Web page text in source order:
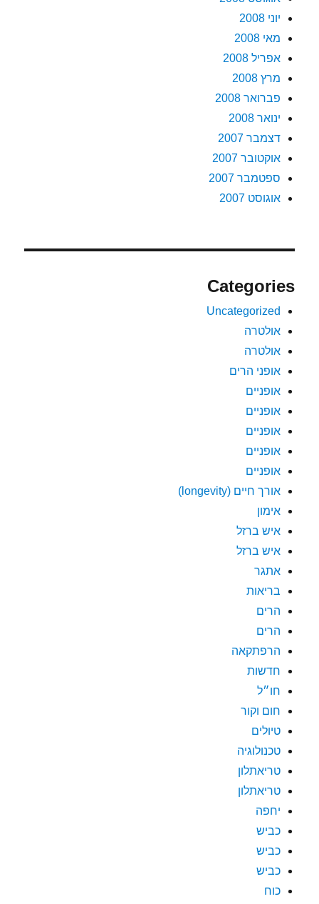
יוני 2008
מאי 2008
אפריל 2008
מרץ 2008
פברואר 2008
ינואר 2008
דצמבר 2007
אוקטובר 2007
ספטמבר 2007
אוגוסט 2007
Categories
Uncategorized
אולטרה
אולטרה
אופני הרים
אופניים
אופניים
אופניים
אופניים
אופניים
אורך חיים (longevity)
אימון
איש ברזל
איש ברזל
אתגר
בריאות
הרים
הרים
הרפתקאה
חדשות
חו״ל
חום וקור
טיולים
טכנולוגיה
טריאתלון
טריאתלון
יחפה
כביש
כביש
כביש
כוח